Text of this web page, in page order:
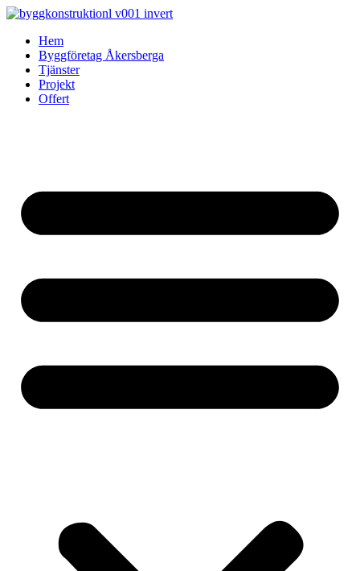
Skip
contentHem
Byggföretag Åkersberga
Tjänster
Projekt
Offert